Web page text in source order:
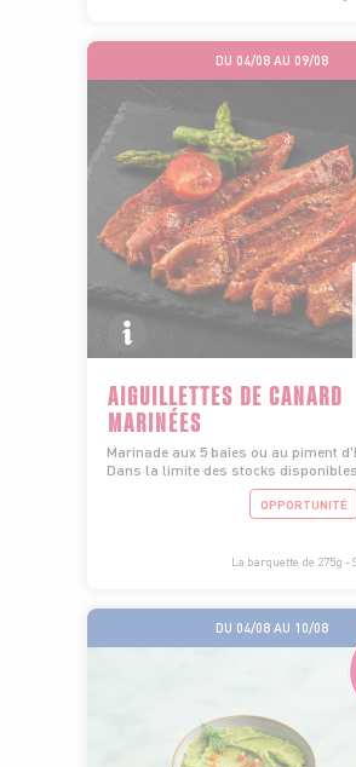
DU 04/08 AU 09/08
AIGUILLETTES DE CANARD
MARINÉES
Marinade aux 5 baies ou au piment
Dans la limite des stocks disponibles
OPPORTUNITÉ
La barquette de 275g -
DU 04/08 AU 10/08